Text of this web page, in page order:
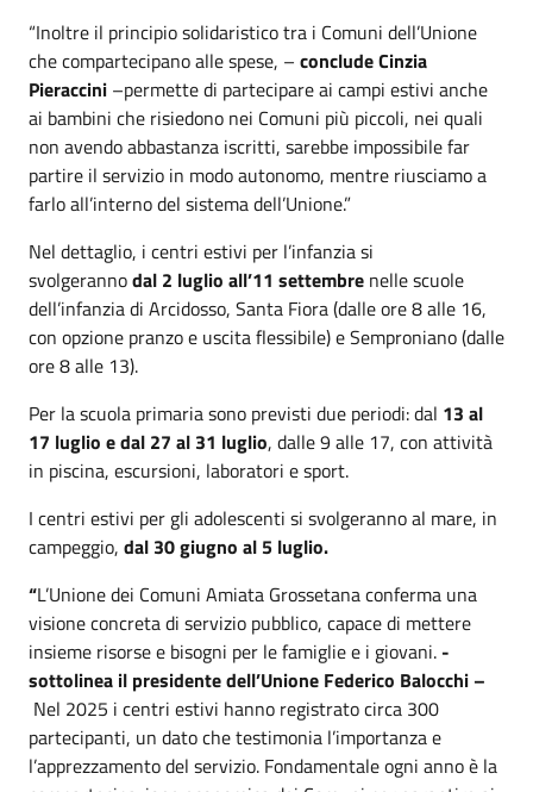
“Inoltre il principio solidaristico tra i Comuni dell’Unione
che compartecipano alle spese, – conclude Cinzia
Pieraccini –permette di partecipare ai campi estivi anche
ai bambini che risiedono nei Comuni più piccoli, nei quali
non avendo abbastanza iscritti, sarebbe impossibile far
partire il servizio in modo autonomo, mentre riusciamo a
farlo all’interno del sistema dell’Unione.”
Nel dettaglio, i centri estivi per l’infanzia si
svolgerannodal 2 luglio all’11 settembre nelle scuole
dell’infanzia di Arcidosso, Santa Fiora (dalle ore 8 alle 16,
con opzione pranzo e uscita flessibile) e Semproniano (dalle
ore 8 alle 13).
Per la scuola primaria sono previsti due periodi: dal 13 al
17 luglio e dal 27 al 31 luglio, dalle 9 alle 17, con attività
in piscina, escursioni, laboratori e sport.
I centri estivi per gli adolescenti si svolgeranno al mare, in
campeggio, dal 30 giugno al 5 luglio.
“L’Unione dei Comuni Amiata Grossetana conferma una
visione concreta di servizio pubblico, capace di mettere
insieme risorse e bisogni per le famiglie e i giovani.-
sottolinea il presidente dell’Unione Federico Balocchi –
Nel 2025 i centri estivi hanno registrato circa 300
partecipanti, un dato che testimonia l’importanza e
l’apprezzamento del servizio. Fondamentale ogni anno è la